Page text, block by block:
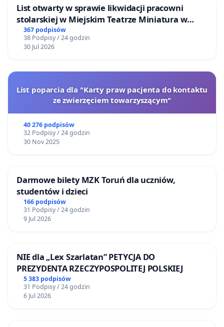
List otwarty w sprawie likwidacji pracowni
stolarskiej w Miejskim Teatrze Miniatura w
Gdańsku
367 podpisów
38 Podpisy / 24 godzin
30 Jul 2026
List poparcia dla "Karty praw pacjenta do kontaktu
ze zwierzęciem towarzyszącym"
40 276 podpisów
32 Podpisy / 24 godzin
30 Nov 2025
Darmowe bilety MZK Toruń dla uczniów,
studentów i dzieci
166 podpisów
31 Podpisy / 24 godzin
9 Jul 2026
NIE dla „Lex Szarlatan” PETYCJA DO
PREZYDENTA RZECZYPOSPOLITEJ POLSKIEJ
5 383 podpisów
31 Podpisy / 24 godzin
6 Jul 2026